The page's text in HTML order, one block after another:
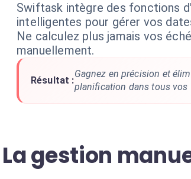
Swiftask intègre des fonctions
intelligentes pour gérer vos
Ne calculez plus jamais vos
manuellement.
Résultat :
Gagnez en précision et
planification dans tous vos
La gestion